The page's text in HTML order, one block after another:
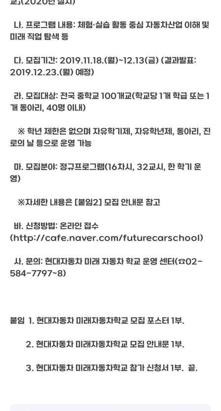
나. 프로그램 내용: 체험·실습 활동 중심 자동차산업 이해 및
미래 직업 탐색 등
다. 모집기간: 2019.11.18.(월)~12.13(금) (결과발표:
2019.12.23.(월) 예정)
라. 모집대상: 전국 중학교 100개교(학교당 1개 학급 또는 1
개 동아리, 40명 이내)
※ 학년 제한은 없으며 자유학기제, 자유학년제, 동아리, 진
로의 날 등으로 운영 가능
마. 모집분야: 정규프로그램(16차시, 32교시, 한 학기 운
영)
※자세한 내용은 [붙임2] 모집 안내문 참고
바. 신청방법: 온라인 접수
(http://cafe.naver.com/futurecarschool)
사. 문의: 현대자동차 미래 자동차 학교 운영 센터(☎02-
584-7797~8)
붙임  1. 현대자동차 미래자동차학교 모집 포스터 1부.
2. 현대자동차 미래자동차학교 모집 안내문 1부.
3. 현대자동차 미래자동차학교 참가 신청서 1부.  끝.